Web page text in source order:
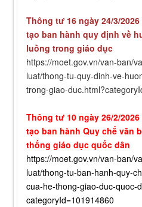
Thông tư 16 ngày 24/3/
tạo ban hành quy định về
luồng trong giáo dục
https://moet.gov.vn/van-ban/
luat/thong-tu-quy-dinh-ve-
trong-giao-
Thông tư 10 ngày 26/2/
tạo ban hành Quy chế văn
thống giáo dục quốc dân
https://moet.gov.vn/van-ban/
luat/thong-tu-ban-hanh-quy-
cua-he-thong-giao-duc-quoc-
categoryId=101914860